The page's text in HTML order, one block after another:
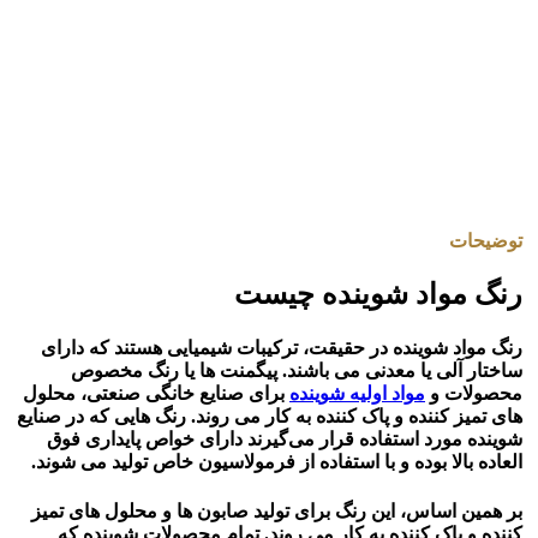
توضیحات
رنگ مواد شوینده چیست
رنگ مواد شوینده در حقیقت، ترکیبات شیمیایی هستند که دارای
ساختار آلی یا معدنی می باشند. پیگمنت ها یا رنگ مخصوص
محصولات و مواد اولیه شوینده برای صنایع خانگی صنعتی، محلول
های تمیز کننده و پاک کننده به کار می ‌روند. رنگ‌ هایی که در صنایع
شوینده مورد استفاده قرار می‌گیرند دارای خواص پایداری فوق
العاده بالا بوده و با استفاده از فرمولاسیون خاص تولید می شوند.
بر همین اساس، این رنگ برای تولید صابون ها و محلول های تمیز
کننده و پاک کننده به کار می روند. تمام محصولات شوینده که